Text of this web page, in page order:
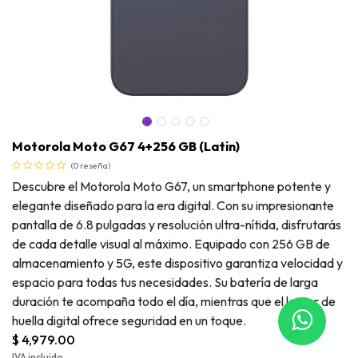
Motorola Moto G67 4+256 GB (Latin)
(0 reseña)
Descubre el Motorola Moto G67, un smartphone potente y
elegante diseñado para la era digital. Con su impresionante
pantalla de 6.8 pulgadas y resolución ultra-nítida, disfrutarás
de cada detalle visual al máximo. Equipado con 256 GB de
almacenamiento y 5G, este dispositivo garantiza velocidad y
espacio para todas tus necesidades. Su batería de larga
duración te acompaña todo el día, mientras que el lector de
huella digital ofrece seguridad en un toque.
$ 4,979.00